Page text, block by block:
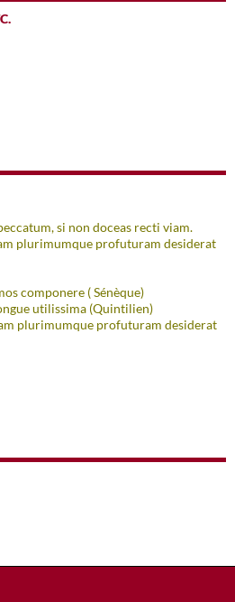
si non doceas recti viam.
plurimumque profuturam desiderat
componere ( Sénèque)
utilissima (Quintilien)
plurimumque profuturam desiderat